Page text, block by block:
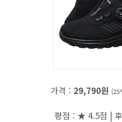
가격 : 29,790원
평점 : ★ 4.5점 |